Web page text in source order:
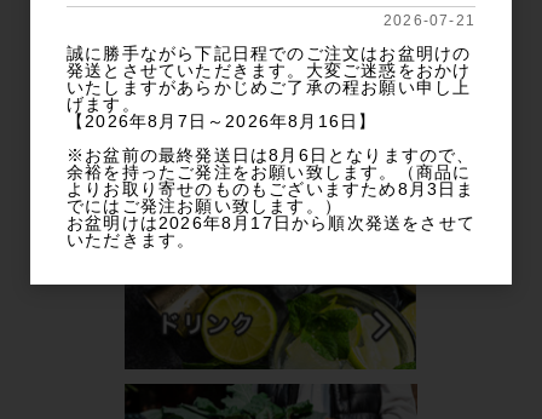
2026-07-21
誠に勝手ながら下記日程でのご注文はお盆明けの
発送とさせていただきます。大変ご迷惑をおかけ
いたしますがあらかじめご了承の程お願い申し上
げます。
【2026年8月7日～2026年8月16日】
※お盆前の最終発送日は8月6日となりますので、
余裕を持ったご発注をお願い致します。（商品に
よりお取り寄せのものもございますため8月3日ま
でにはご発注お願い致します。）
お盆明けは2026年8月17日から順次発送をさせて
いただきます。